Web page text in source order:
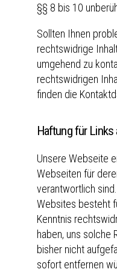
§§ 8 bis 10
Sollten Ihnen
rechtswidrige
umgehend zu
rechtswidrigen
finden die
Haftung für
Unsere Webseite
Webseiten für
verantwortlich
Websites besteht
Kenntnis
haben, uns solche
bisher nicht
sofort entfernen